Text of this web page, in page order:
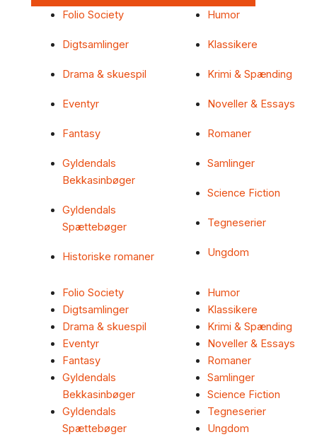
Folio Society
Digtsamlinger
Drama & skuespil
Eventyr
Fantasy
Gyldendals
Bekkasinbøger
Gyldendals
Spættebøger
Historiske romaner
Humor
Klassikere
Krimi & Spænding
Noveller & Essays
Romaner
Samlinger
Science Fiction
Tegneserier
Ungdom
Folio Society
Digtsamlinger
Drama & skuespil
Eventyr
Fantasy
Gyldendals
Bekkasinbøger
Gyldendals
Spættebøger
Humor
Klassikere
Krimi & Spænding
Noveller & Essays
Romaner
Samlinger
Science Fiction
Tegneserier
Ungdom